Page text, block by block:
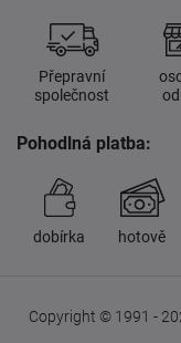
Přepravní
společnost
Pohodlná platba:
dobírka hotově
Copyright © 1991 -